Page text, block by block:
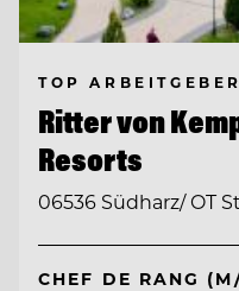
TOP ARBEITGEBER
Ritter von
Resorts
06536 Südharz/ OT
CHEF DE RANG